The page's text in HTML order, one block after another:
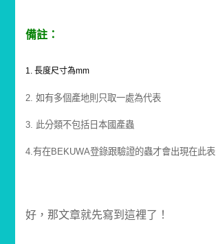
備註：
1. 長度尺寸為mm
2. 如有多個產地則只取一處為代表
3. 此分類不包括日本國產蟲
4.有在BEKUWA登錄跟驗證的蟲才會出現在此表
好，那文章就先寫到這裡了！